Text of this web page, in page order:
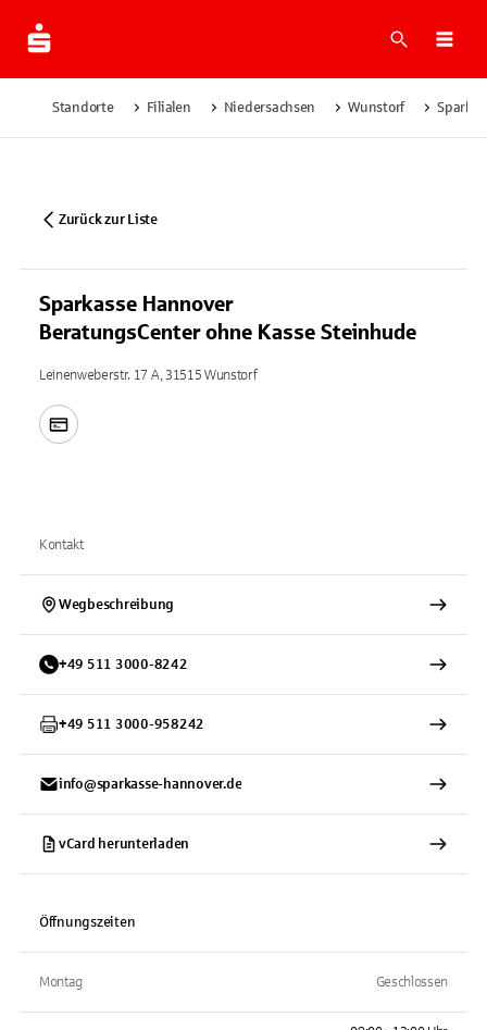
Suche
Standorte Filialen Niedersachsen Wunstorf
Zurück zur Liste
Sparkasse Hannover
BeratungsCenter ohne Kasse Steinhude
Leinenweberstr. 17 A, 31515 Wunstorf
Kontakt
Wegbeschreibung
+49 511 3000-8242
+49 511 3000-958242
info@sparkasse-hannover.de
vCard herunterladen
Öffnungszeiten
Montag Geschlossen